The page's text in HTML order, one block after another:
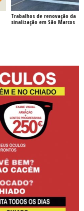
Trabalhos de renovação da
sinalização em São Marcos